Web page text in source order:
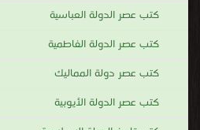
كتب عصر الدولة العباسية
كتب عصر الدولة الفاطمية
كتب عصر دولة المماليك
كتب عصر الدولة الأيوبية